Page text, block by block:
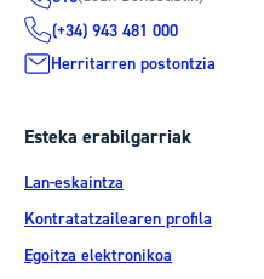
(+34) 943 481 000
Herritarren postontzia
Esteka erabilgarriak
Lan-eskaintza
Kontratatzailearen profila
Egoitza elektronikoa